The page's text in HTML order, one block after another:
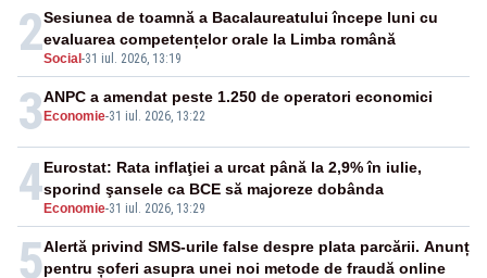
2Social -31 iul. 2026, 13:19
Sesiunea de toamnă a Bacalaureatului începe luni cu
evaluarea competențelor orale la Limba română
3 Economie-31 iul. 2026, 13:22
ANPC a amendat peste 1.250 de operatori economici
4 Economie-31 iul. 2026, 13:29
Eurostat: Rata inflaţiei a urcat până la 2,9% în iulie,
sporind şansele ca BCE să majoreze dobânda
5Alertă privind SMS-urile false despre plata parcării. Anunț
pentru șoferi asupra unei noi metode de fraudă online